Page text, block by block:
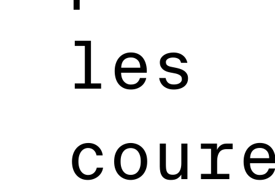
les